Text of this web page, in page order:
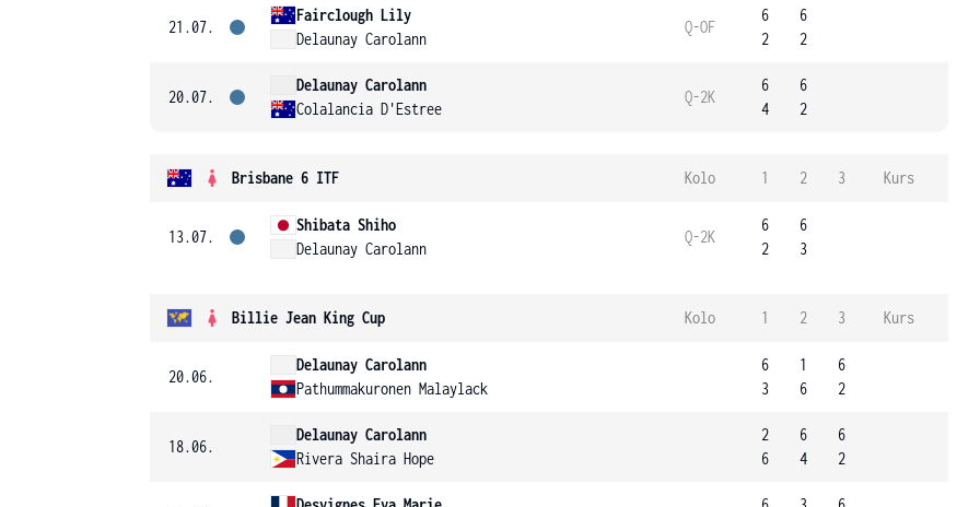
21.07.
Fairclough Lily
Delaunay Carolann
Q-OF
6
2
6
2
20.07.
Delaunay Carolann
Colalancia D'Estree
Q-2K
6
4
6
2
Brisbane 6 ITF Kolo 1 2 3 Kurs
13.07.
Shibata Shiho
Delaunay Carolann
Q-2K
6
2
6
3
Billie Jean King Cup Kolo 1 2 3 Kurs
20.06.
Delaunay Carolann
Pathummakuronen Malaylack
6
3
1
6
6
2
18.06.
Delaunay Carolann
Rivera Shaira Hope
2
6
6
4
6
2